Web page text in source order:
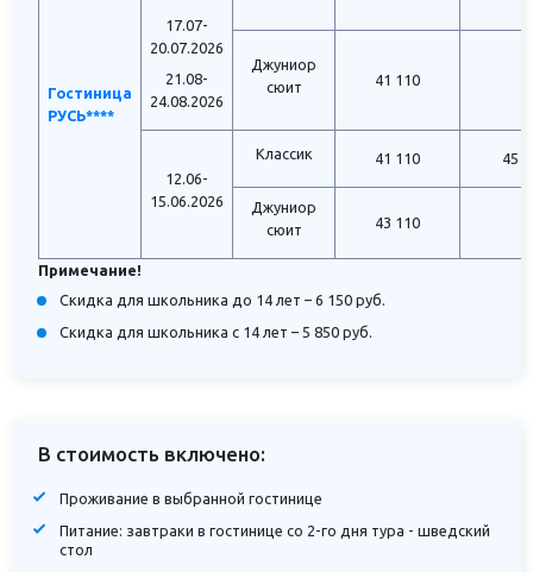
Гостиница
РУСЬ****
17.07-
20.07.2026
21.08-
24.08.2026
Джуниор
сюит
41 110
12.06-
15.06.2026
Классик 41 110 45
Джуниор
сюит
43 110
Примечание!
Скидка для школьника до 14 лет – 6 150 руб.
Скидка для школьника с 14 лет – 5 850 руб.
В стоимость включено:
Проживание в выбранной гостинице
Питание: завтраки в гостинице со 2-го дня тура - шведский
стол